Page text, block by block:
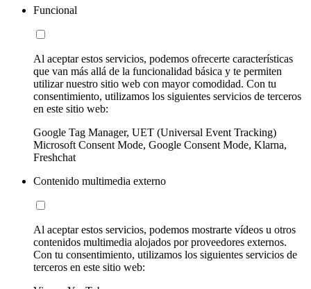
Funcional
Al aceptar estos servicios, podemos ofrecerte características
que van más allá de la funcionalidad básica y te permiten
utilizar nuestro sitio web con mayor comodidad. Con tu
consentimiento, utilizamos los siguientes servicios de terceros
en este sitio web:
Google Tag Manager, UET (Universal Event Tracking)
Microsoft Consent Mode, Google Consent Mode, Klarna,
Freshchat
Contenido multimedia externo
Al aceptar estos servicios, podemos mostrarte vídeos u otros
contenidos multimedia alojados por proveedores externos.
Con tu consentimiento, utilizamos los siguientes servicios de
terceros en este sitio web: